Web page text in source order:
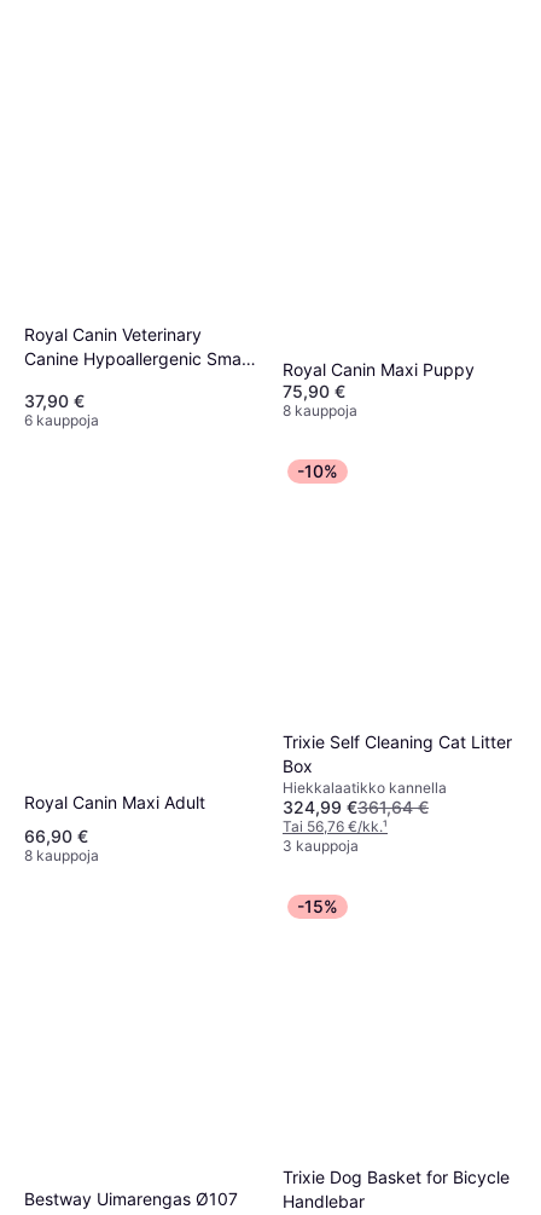
Royal Canin Veterinary
Canine Hypoallergenic Small
37,90 €
6 kauppoja
Royal Canin Maxi Puppy
75,90 €
8 kauppoja
Royal Canin Maxi Adult
66,90 €
8 kauppoja
-10%
Trixie Self Cleaning Cat Litter
Box
Hiekkalaatikko kannella
324,99 €361,64 €
Tai 56,76 €/kk.¹
3 kauppoja
Bestway Uimarengas Ø107
-15%
Trixie Dog Basket for Bicycle
Handlebar